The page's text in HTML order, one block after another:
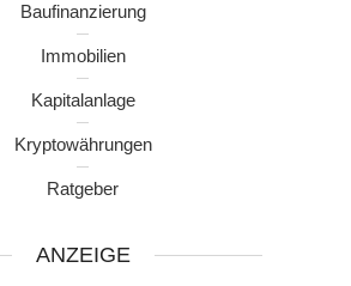
Baufinanzierung
Immobilien
Kapitalanlage
Kryptowährungen
Ratgeber
ANZEIGE